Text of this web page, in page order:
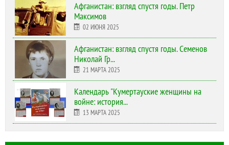
Афганистан: взгляд спустя годы. Петр
Максимов
02 ИЮНЯ 2025
Афганистан: взгляд спустя годы. Семенов
Николай Гр...
21 МАРТА 2025
Календарь "Кумертауские женщины на
войне: история...
13 МАРТА 2025